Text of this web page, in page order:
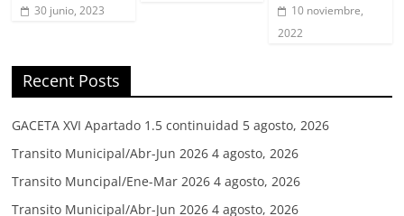
30 junio, 2023
10 noviembre,
2022
Recent Posts
GACETA XVI Apartado 1.5 continuidad 5 agosto, 2026
Transito Municipal/Abr-Jun 2026 4 agosto, 2026
Transito Muncipal/Ene-Mar 2026 4 agosto, 2026
Transito Municipal/Abr-Jun 2026 4 agosto, 2026